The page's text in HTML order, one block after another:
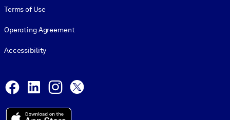
Terms of Use
Operating Agreement
Accessibility
Facebook
LinkedInInstagram